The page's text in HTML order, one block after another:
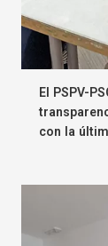
El PSPV-
con la